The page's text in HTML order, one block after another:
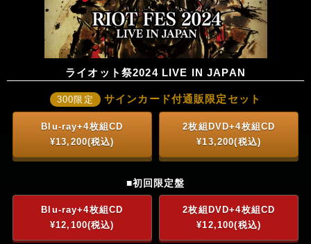
ライオット祭2024 LIVE IN JAPAN
300限定 サインカード付通販限定セット
Blu-ray+4枚組CD
¥13,200(税込)
2枚組DVD+4枚組CD
¥13,200(税込)
■初回限定盤
Blu-ray+4枚組CD
¥12,100(税込)
2枚組DVD+4枚組CD
¥12,100(税込)